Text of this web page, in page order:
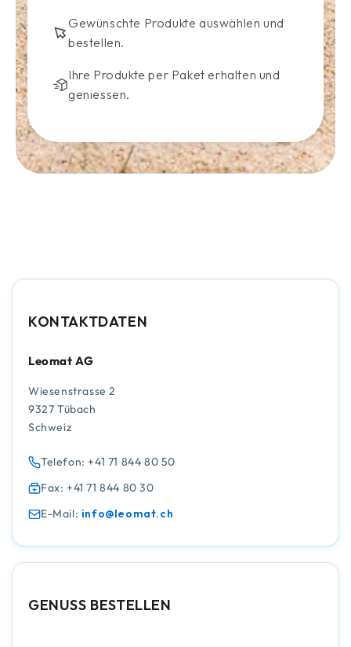
Gewünschte Produkte auswählen und
bestellen.
Ihre Produkte per Paket erhalten und
geniessen.
KONTAKTDATEN
Leomat AG
Wiesenstrasse 2
9327 Tübach
Schweiz
Telefon: +41 71 844 80 50
Fax: +41 71 844 80 30
E-Mail: info@leomat.ch
GENUSS BESTELLEN